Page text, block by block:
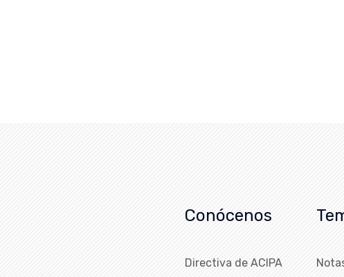
Conócenos
Directiva de ACIPA